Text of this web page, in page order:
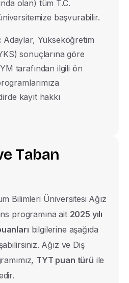
olan) tüm T.C.
başvurabilir.
Adaylar, Yükseköğretim
sonuçlarına göre
tarafından ilgili ön
kayıt hakkı
e Taban
Bilimleri Üniversitesi Ağız
programına ait 2025 yılı
bilgilerine aşağıda
Ağız ve Diş
TYT puan türü ile